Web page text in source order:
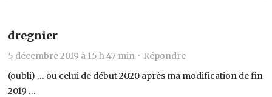
dregnier
5 décembre 2019 à 15 h 47 min · Répondre
(oubli) … ou celui de début 2020 après ma modification de fin
2019 …